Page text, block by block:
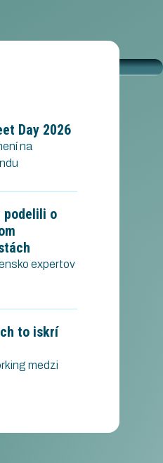
Day 2026
na
podelili o
expertov
to iskrí
medzi